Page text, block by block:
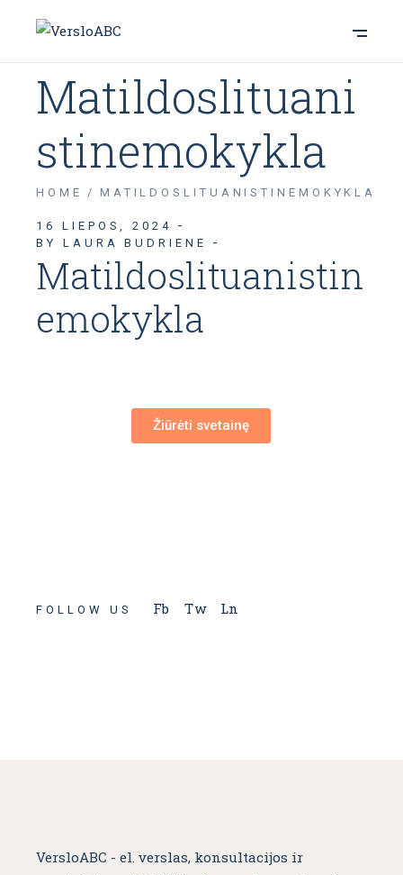
Matildoslituani
stinemokykla
HOME MATILDOSLITUANISTINEMOKYKLA
16 LIEPOS, 2024
BY LAURA BUDRIENE
Matildoslituanistin
emokykla
Žiūrėti svetainę
FOLLOW US Fb Tw Ln
VersloABC - el. verslas, konsultacijos ir